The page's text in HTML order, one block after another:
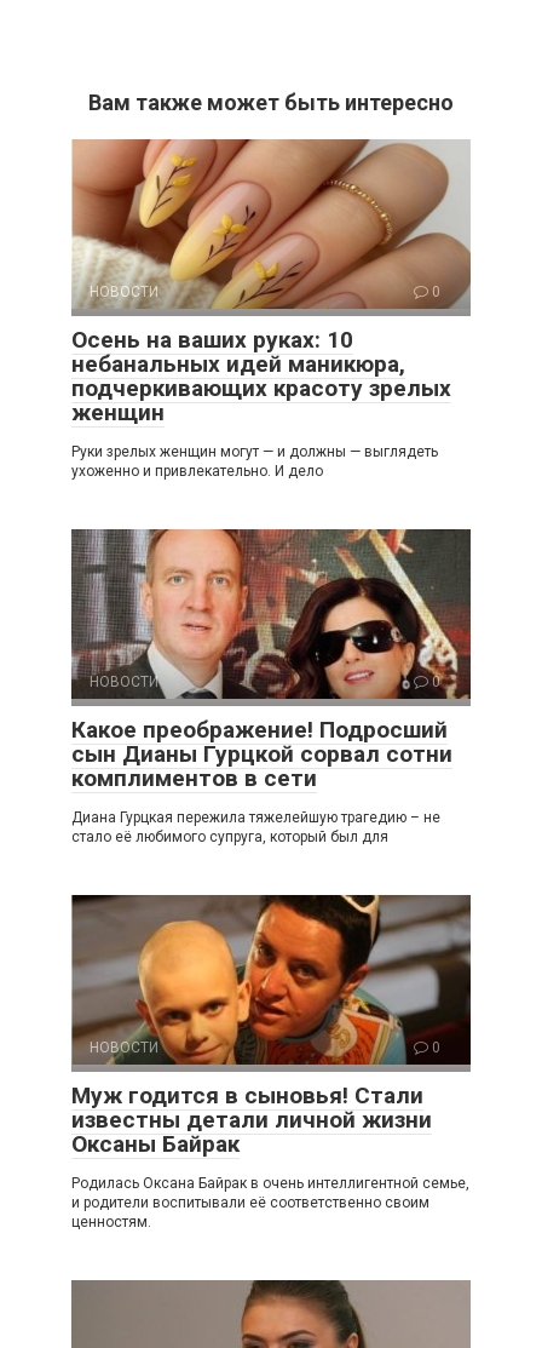
Вам также может быть интересно
НОВОСТИ 0
Осень на ваших руках: 10
небанальных идей маникюра,
подчеркивающих красоту зрелых
женщин
Руки зрелых женщин могут — и должны — выглядеть
ухоженно и привлекательно. И дело
НОВОСТИ 0
Какое преображение! Подросший
сын Дианы Гурцкой сорвал сотни
комплиментов в сети
Диана Гурцкая пережила тяжелейшую трагедию – не
стало её любимого супруга, который был для
НОВОСТИ 0
Муж годится в сыновья! Стали
известны детали личной жизни
Оксаны Байрак
Родилась Оксана Байрак в очень интеллигентной семье,
и родители воспитывали её соответственно своим
ценностям.